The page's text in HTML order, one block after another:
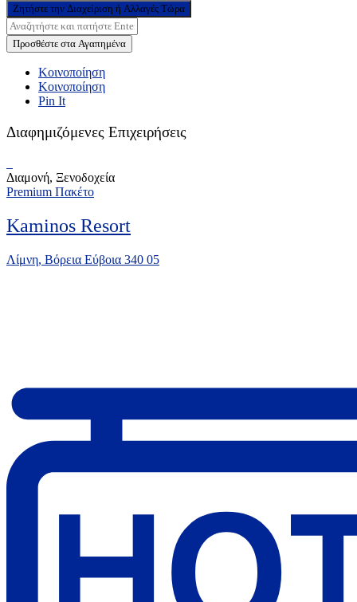
Ζητήστε την Διαχείριση ή Αλλαγές Τώρα
Προσθέστε στα Αγαπημένα
Κοινοποίηση
Κοινοποίηση
Pin It
Διαφημιζόμενες Επιχειρήσεις
Διαμονή, Ξενοδοχεία
Premium Πακέτο
Kaminos Resort
Λίμνη, Βόρεια Εύβοια 340 05